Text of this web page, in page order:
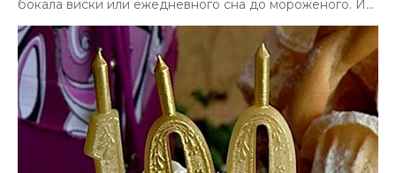
бокала виски или ежедневного сна до мороженого. И...